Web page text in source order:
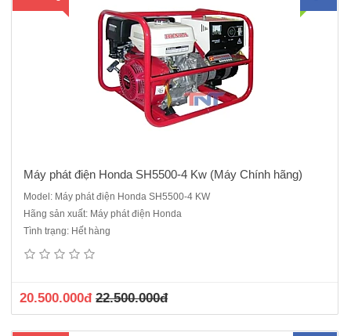
Máy phát điện Honda SH5500-4 Kw (Máy Chính hãng)
Model: Máy phát điện Honda SH5500-4 KW
Hãng sản xuất: Máy phát điện Honda
Tình trạng: Hết hàng
20.500.000đ 22.500.000đ
Máy phát điện Elemax SV2800Động cơ Sawafuji V210 -Không khí làm
điều khiển SawafujiCông suất liên tục (kVA): 2.0 KVACông suất dự